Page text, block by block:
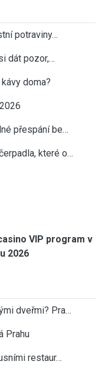
potraviny…
dát pozor,…
doma?
přespání be…
které o…
VIP program v
2026
dveřmi? Pra…
Prahu
restaur…